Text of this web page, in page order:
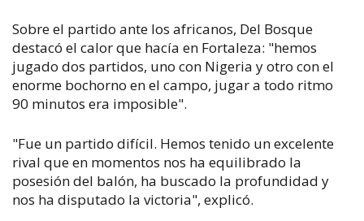
Sobre el partido ante los africanos, Del Bosque
destacó el calor que hacía en Fortaleza: "hemos
jugado dos partidos, uno con Nigeria y otro con el
enorme bochorno en el campo, jugar a todo ritmo
90 minutos era imposible".
"Fue un partido difícil. Hemos tenido un excelente
rival que en momentos nos ha equilibrado la
posesión del balón, ha buscado la profundidad y
nos ha disputado la victoria", explicó.